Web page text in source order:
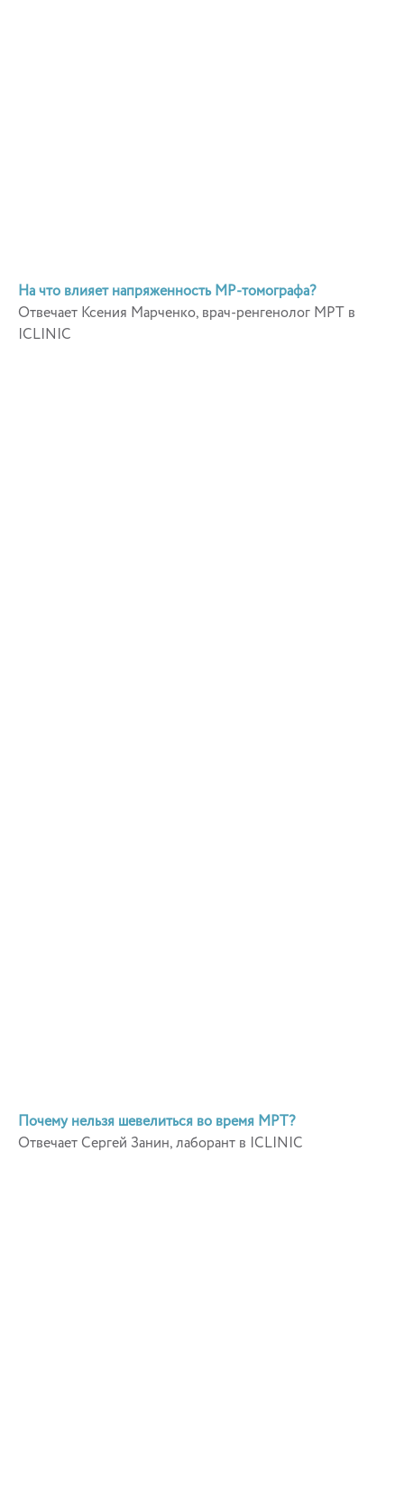
На что влияет напряженность МР-томографа?
Отвечает Ксения Марченко, врач-ренгенолог МРТ в
ICLINIC
Почему нельзя шевелиться во время МРТ?
Отвечает Сергей Занин, лаборант в ICLINIC